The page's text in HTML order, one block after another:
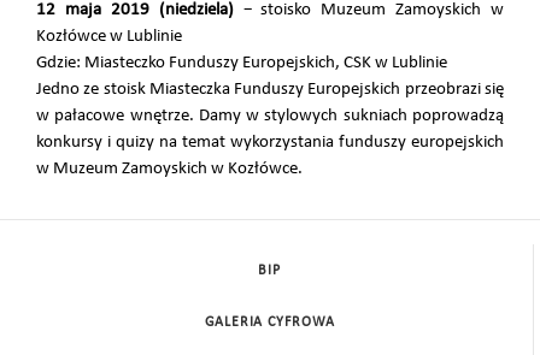
12 maja 2019 (niedziela)− stoisko Muzeum Zamoyskich w
Kozłówce w Lublinie
Gdzie: Miasteczko Funduszy Europejskich, CSK w Lublinie
Jedno ze stoisk Miasteczka Funduszy Europejskich przeobrazi się
w pałacowe wnętrze. Damy w stylowych sukniach poprowadzą
konkursy i quizy na temat wykorzystania funduszy europejskich
w Muzeum Zamoyskich w Kozłówce.
BIP
GALERIA CYFROWA